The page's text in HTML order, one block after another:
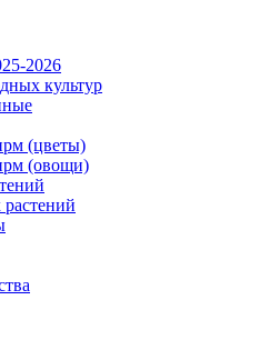
2026
культур
(цветы)
(овощи)